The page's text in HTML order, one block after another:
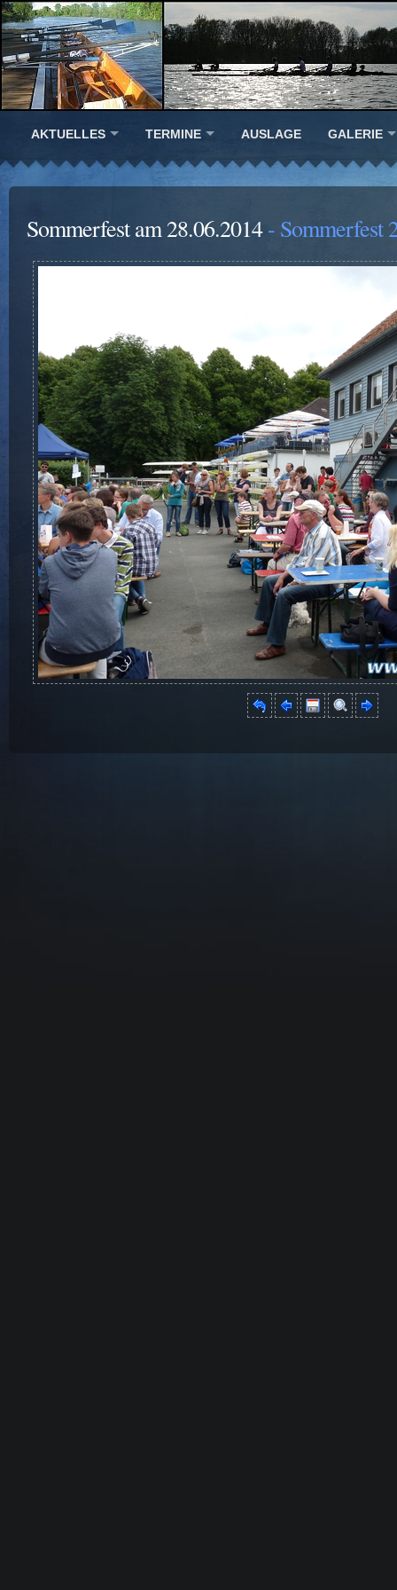
AKTUELLES TERMINE AUSLAGE GALERIE
Sommerfest am 28.06.2014- Sommerfest